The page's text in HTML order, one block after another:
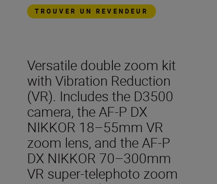
TROUVER UN REVENDEUR
Versatile double zoom kit
with Vibration Reduction
(VR). Includes the D3500
camera, the AF-P DX
NIKKOR 18–55mm VR
zoom lens, and the AF-P
DX NIKKOR 70–300mm
VR super-telephoto zoom